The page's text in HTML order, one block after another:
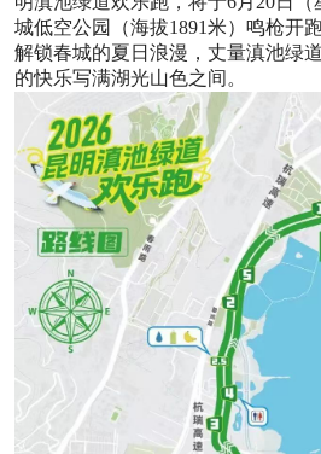
城低空公园（海拔1891米）鸣枪开
解锁春城的夏日浪漫，丈量滇池绿
的快乐写满湖光山色之间。